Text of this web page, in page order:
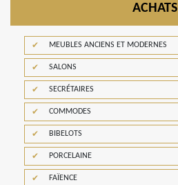
ACHATS
MEUBLES ANCIENS ET MODERNES
SALONS
SECRÉTAIRES
COMMODES
BIBELOTS
PORCELAINE
FAÏENCE